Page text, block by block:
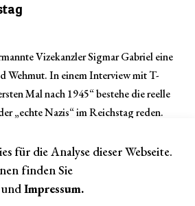
für die Analyse dieser Webseite.
finden Sie
undImpressum.
Vizekanzler Sigmar Gabriel eine
Wehmut. In einem Interview mit T-
Mal nach 1945“ bestehe die reelle
„echte Nazis“ im Reichstag reden.
Mehr anzeigen